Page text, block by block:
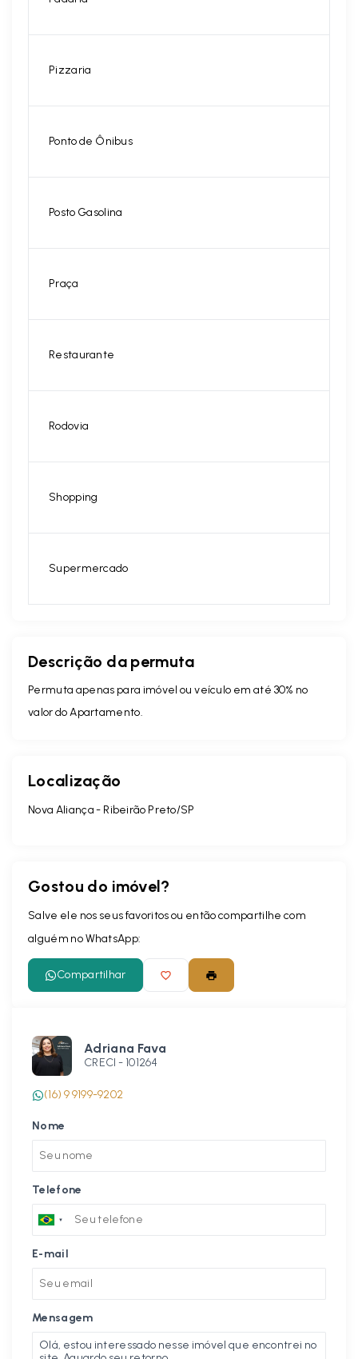
Pizzaria
Ponto de Ônibus
Posto Gasolina
Praça
Restaurante
Rodovia
Shopping
Supermercado
Descrição da permuta
Permuta apenas para imóvel ou veículo em até 30% no
valor do Apartamento.
Localização
Nova Aliança - Ribeirão Preto/SP
Gostou do imóvel?
Salve ele nos seus favoritos ou então compartilhe com
alguém no WhatsApp:
Compartilhar
Adriana Fava
CRECI - 101264
(16) 9 9199-9202
Nome
Telefone
E-mail
Mensagem